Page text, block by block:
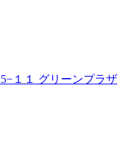
１１ グリーンプラザ